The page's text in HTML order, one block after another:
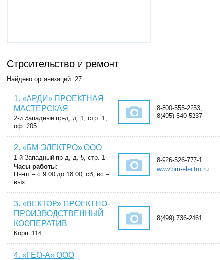
Строительство и ремонт
Найдено организаций: 27
1. «АРДИ» ПРОЕКТНАЯ
МАСТЕРСКАЯ
2-й Западный пр-д, д. 1, стр. 1,
оф. 205
8-800-555-2253,
8(495) 540-5237
2. «БМ-ЭЛЕКТРО» ООО
1-й Западный пр-д, д. 5, стр. 1
Часы работы:
Пн-пт – с 9.00 до 18.00, сб, вс –
вых.
8-926-526-777-1
www.bm-electro.ru
3. «ВЕКТОР» ПРОЕКТНО-
ПРОИЗВОДСТВЕННЫЙ
КООПЕРАТИВ
Корп. 114
8(499) 736-2461
4. «ГЕО-А» ООО